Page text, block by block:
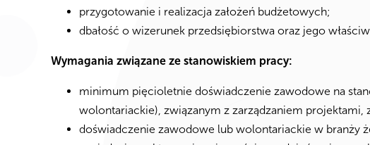
przygotowanie i realizacja założeń budżetowych;
dbałość o wizerunek przedsiębiorstwa oraz jego
Wymagania związane ze stanowiskiem pracy:
minimum pięcioletnie doświadczenie zawodowe na
wolontariackie), związanym z zarządzaniem projektami,
doświadczenie zawodowe lub wolontariackie w branży